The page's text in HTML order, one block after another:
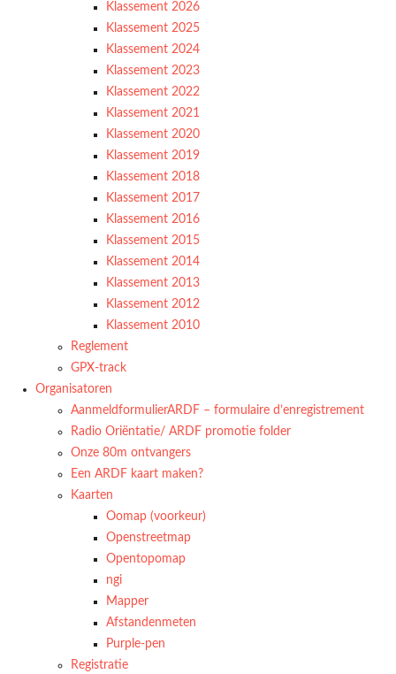
Klassement 2026
Klassement 2025
Klassement 2024
Klassement 2023
Klassement 2022
Klassement 2021
Klassement 2020
Klassement 2019
Klassement 2018
Klassement 2017
Klassement 2016
Klassement 2015
Klassement 2014
Klassement 2013
Klassement 2012
Klassement 2010
Reglement
GPX-track
Organisatoren
AanmeldformulierARDF – formulaire d’enregistrement
Radio Oriëntatie/ ARDF promotie folder
Onze 80m ontvangers
Een ARDF kaart maken?
Kaarten
Oomap (voorkeur)
Openstreetmap
Opentopomap
ngi
Mapper
Afstandenmeten
Purple-pen
Registratie